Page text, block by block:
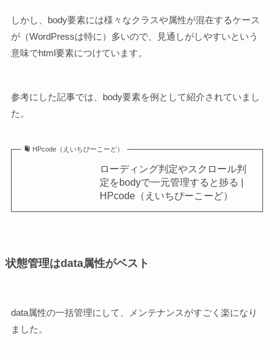
しかし、body要素には様々なクラスや属性が混在するケース
が（WordPressは特に）多いので、見通しがしやすいという
意味でhtml要素につけています。
参考にした記事では、body要素を例として紹介されていまし
た。
HPcode（えいちぴーこーど）
ローディング判定やスクロール判
定をbodyで一元管理すると捗る |
HPcode（えいちぴーこーど）
状態管理はdata属性がベスト
data属性の一括管理にして、メンテナンスがすごく楽になり
ました。